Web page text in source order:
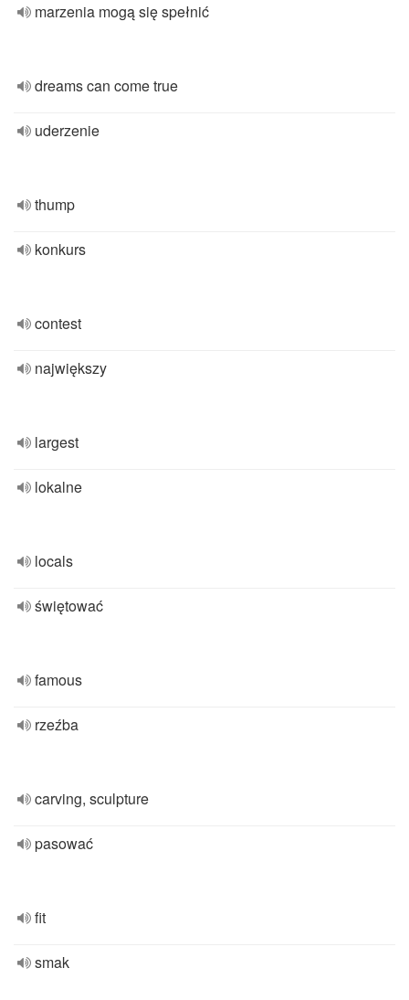
marzenia mogą się spełnić
dreams can come true
uderzenie
thump
konkurs
contest
największy
largest
lokalne
locals
świętować
famous
rzeźba
carving, sculpture
pasować
fit
smak